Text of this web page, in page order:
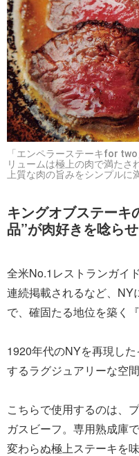
「エンペラーステーキfor
リュームは極上の肉で満たさ
上質な肉の旨みをシンプルに
キングオブステーキ
品”が肉好きを唸ら
全米No.1レストランガイ
連続掲載されるなど、NY
で、確固たる地位を築く
1920年代のNYを再現し
するラグジュアリーな空
こちらで使用するのは、
ガスビーフ。専用熟成庫
変わらぬ極上ステーキを味